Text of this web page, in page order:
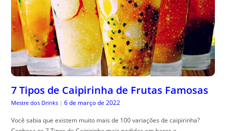
7 Tipos de Caipirinha de Frutas Famosas
Mestre dos Drinks | 6 de março de 2022
Você sabia que existem muito mais de 100 variações de caipirinha?